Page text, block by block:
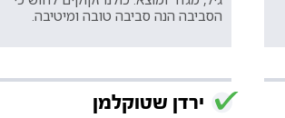
הסביבה הנה סביבה טובה ומיטיבה.
ירדן שטוקלמן